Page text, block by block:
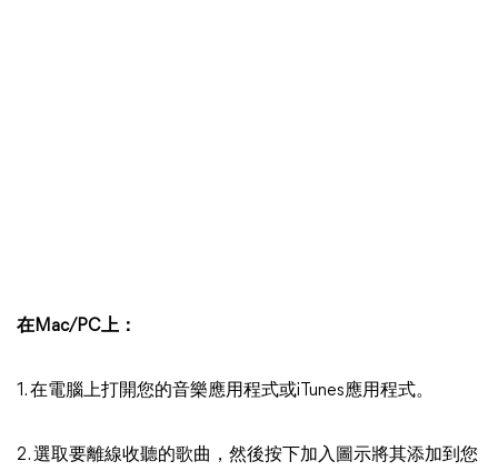
在Mac/PC上：
1. 在電腦上打開您的音樂應用程式或iTunes應用程式。
2. 選取要離線收聽的歌曲，然後按下加入圖示將其添加到您